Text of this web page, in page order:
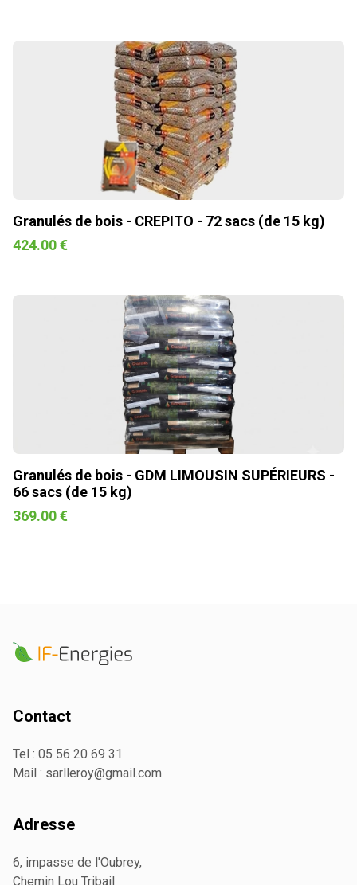
Granulés de bois - CREPITO - 72 sacs (de 15 kg)
424.00 €
Granulés de bois - GDM LIMOUSIN SUPÉRIEURS -
66 sacs (de 15 kg)
369.00 €
Contact
Tel : 05 56 20 69 31
Mail : sarlleroy@gmail.com
Adresse
6, impasse de l'Oubrey,
Chemin Lou Tribail